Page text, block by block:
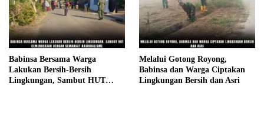
Babinsa Bersama Warga
Lakukan Bersih-Bersih
Lingkungan, Sambut HUT
Melalui Gotong Royong,
Babinsa dan Warga Ciptakan
Lingkungan Bersih dan Asri